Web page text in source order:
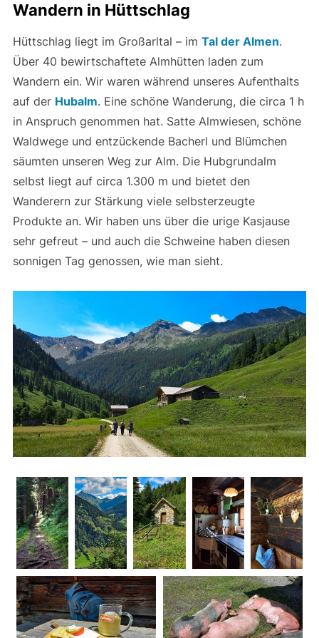
Wandern in Hüttschlag
Hüttschlag liegt im Großarltal – im Tal der Almen.
Über 40 bewirtschaftete Almhütten laden zum
Wandern ein. Wir waren während unseres Aufenthalts
auf der Hubalm. Eine schöne Wanderung, die circa 1 h
in Anspruch genommen hat. Satte Almwiesen, schöne
Waldwege und entzückende Bacherl und Blümchen
säumten unseren Weg zur Alm. Die Hubgrundalm
selbst liegt auf circa 1.300 m und bietet den
Wanderern zur Stärkung viele selbsterzeugte
Produkte an. Wir haben uns über die urige Kasjause
sehr gefreut – und auch die Schweine haben diesen
sonnigen Tag genossen, wie man sieht.